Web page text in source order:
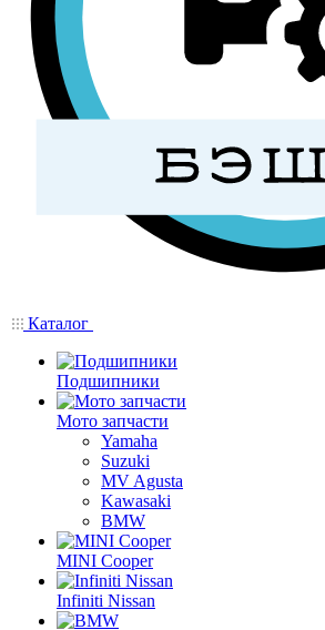
Каталог
Подшипники
Мото запчасти
Yamaha
Suzuki
MV Agusta
Kawasaki
BMW
MINI Cooper
Infiniti Nissan